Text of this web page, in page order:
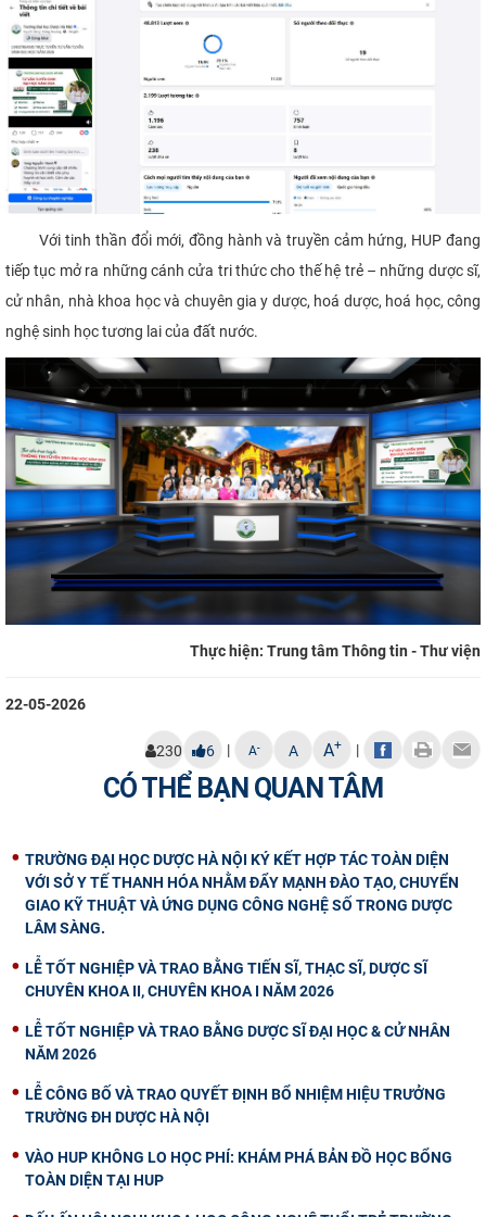
Với tinh thần đổi mới, đồng hành và truyền cảm hứng, HUP đang
tiếp tục mở ra những cánh cửa tri thức cho thế hệ trẻ – những dược sĩ,
cử nhân, nhà khoa học và chuyên gia y dược, hoá dược, hoá học, công
nghệ sinh học tương lai của đất nước.
Thực hiện: Trung tâm Thông tin - Thư viện
22-05-2026
230 6 | A- A A+ |
CÓ THỂ BẠN QUAN TÂM
TRƯỜNG ĐẠI HỌC DƯỢC HÀ NỘI KÝ KẾT HỢP TÁC TOÀN DIỆN
VỚI SỞ Y TẾ THANH HÓA NHẰM ĐẨY MẠNH ĐÀO TẠO, CHUYỂN
GIAO KỸ THUẬT VÀ ỨNG DỤNG CÔNG NGHỆ SỐ TRONG DƯỢC
LÂM SÀNG.
LỄ TỐT NGHIỆP VÀ TRAO BẰNG TIẾN SĨ, THẠC SĨ, DƯỢC SĨ
CHUYÊN KHOA II, CHUYÊN KHOA I NĂM 2026
LỄ TỐT NGHIỆP VÀ TRAO BẰNG DƯỢC SĨ ĐẠI HỌC & CỬ NHÂN
NĂM 2026
LỄ CÔNG BỐ VÀ TRAO QUYẾT ĐỊNH BỔ NHIỆM HIỆU TRƯỞNG
TRƯỜNG ĐH DƯỢC HÀ NỘI
VÀO HUP KHÔNG LO HỌC PHÍ: KHÁM PHÁ BẢN ĐỒ HỌC BỔNG
TOÀN DIỆN TẠI HUP